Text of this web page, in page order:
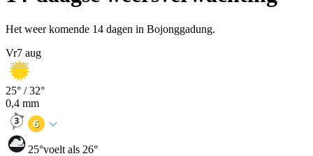
Het weer komende 14 dagen in Bojonggadung.
Vr7 aug
25° /32°
0,4 mm
25°voelt als 26°